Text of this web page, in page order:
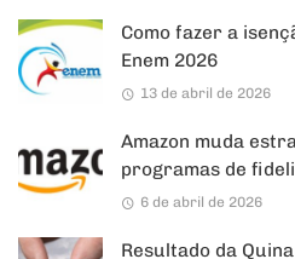
Como fazer a
Enem 2026
13 de abril de 2026
Amazon muda
programas de
6 de abril de 2026
Resultado da